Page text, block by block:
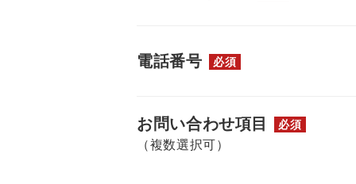
電話番号 必須
お問い合わせ項目 必須
（複数選択可）